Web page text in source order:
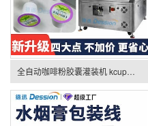
全自动咖啡粉胶囊灌装机 kcup杯茶粉末灌装封口机 果味粉灌装机